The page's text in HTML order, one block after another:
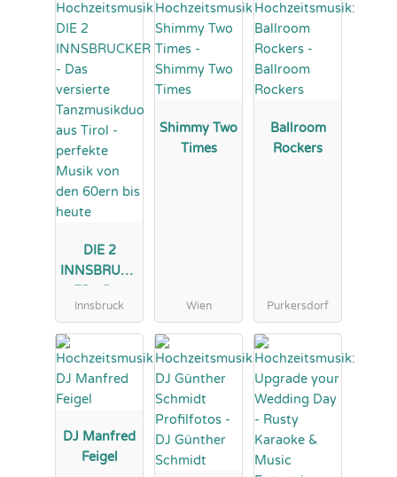
DIE 2
INNSBRUCK
versierte
Tanzmusikd
uo aus Tirol
- perfekte
Musik von
bis heute
Innsbruck
Shimmy Two
Times
Wien
Ballroom
Rockers
Purkersdorf
DJ Manfred
Feigel